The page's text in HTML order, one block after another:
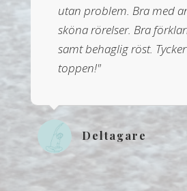
utan problem. Bra med
sköna rörelser. Bra
samt behaglig röst.
toppen!"
Deltagare